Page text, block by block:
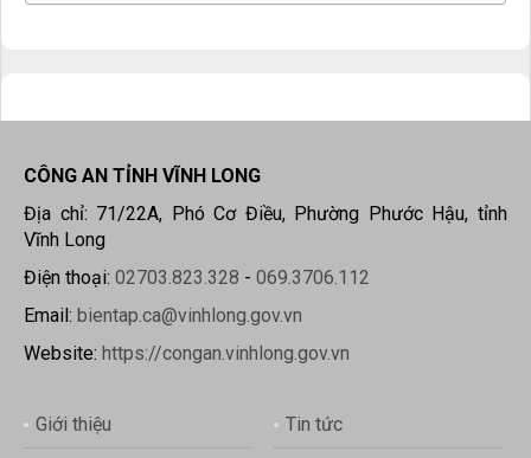
CÔNG AN TỈNH VĨNH LONG
Địa chỉ: 71/22A, Phó Cơ Điều, Phường Phước Hậu, tỉnh
Vĩnh Long
Điện thoại: 02703.823.328 - 069.3706.112
Email: bientap.ca@vinhlong.gov.vn
Website: https://congan.vinhlong.gov.vn
Giới thiệu Tin tức